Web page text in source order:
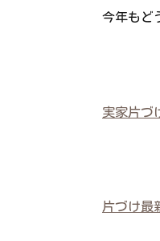
今年もど
実家片づ
片づけ最